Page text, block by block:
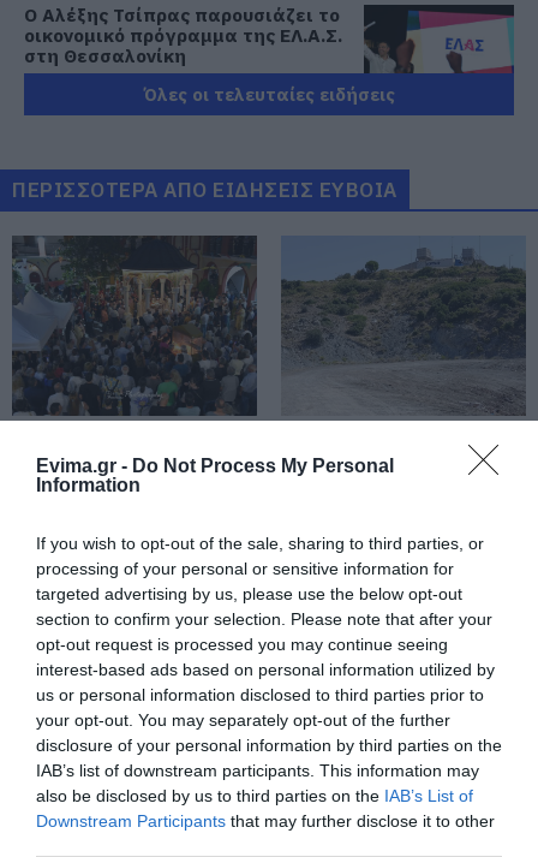
Evima.gr - Do Not Process My Personal
Information
If you wish to opt-out of the sale, sharing to third parties, or
processing of your personal or sensitive information for
targeted advertising by us, please use the below opt-out
section to confirm your selection. Please note that after your
opt-out request is processed you may continue seeing
interest-based ads based on personal information utilized by
us or personal information disclosed to third parties prior to
your opt-out. You may separately opt-out of the further
disclosure of your personal information by third parties on the
IAB’s list of downstream participants. This information may
also be disclosed by us to third parties on the IAB’s List of
Downstream Participants that may further disclose it to other
Ο Αλέξης Τσίπρας παρουσιάζει το
οικονομικό πρόγραμμα της ΕΛ.Α.Σ.
στη Θεσσαλονίκη
08.08.2026 | 19:20
08.08.2026 | 19:00
Σε δημοπρασία η μπάλα των
ιστορικών γκολ του Μαραντόνα
08.08.2026 | 18:40
Αγανάκτηση σε χωριό της
Εύβοιας: Μένουν κάθε μέρα χωρίς
08.08.2026 | 18:20
λάβουν νωρίτερα τις
προκαταβολές
08.08.2026 | 18:00
Σε πελάγη ευτυχίας
αντιδήμαρχος στην Εύβοια! Έγινε
για τρίτη φορά παππούς!
08.08.2026 | 17:40
Ευρυδίκη Βαλαβάνη: Οι
οικογενειακές διακοπές στην
Εύβοια! Δείτε σε ποια παραλία
Όλες οι τελευταίες ειδήσεις
ΠΕΡΙΣΣΟΤΕΡΑ ΑΠΟ ΕΙΔΗΣΕΙΣ ΕΥΒΟΙΑ
Εύβοια! Η Ιερά Μονή
Οσίου Δαυΐδ έλαμψε
παράνομες χωματερές
– Έρχονται πρόστιμα
Εύβοια: Η μαύρη
επέτειος της
καταστροφικής
πυρκαγιάς – Το
Εύβοια: Πότε θα γίνει ο
καθιερωμένος έρανος
για το «Στιφάδο της
Παναγίας»